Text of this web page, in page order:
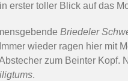
erster toller Blick auf das
Briedeler
wieder ragen hier mit
zum Beinter
.